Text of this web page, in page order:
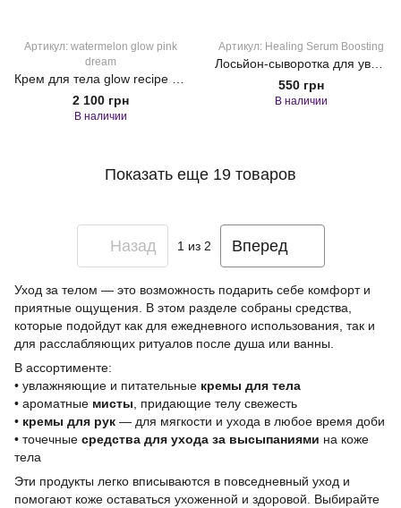
Артикул: watermelon glow pink
dream
2 100 грн
В наличии
Артикул: Healing Serum Boosting
550 грн
В наличии
Показать еще 19 товаров
Назад 1 из 2 Вперед
Уход за телом — это возможность подарить себе комфорт и
приятные ощущения. В этом разделе собраны средства,
которые подойдут как для ежедневного использования, так и
для расслабляющих ритуалов после душа или ванны.
В ассортименте:
• увлажняющие и питательные кремы для тела
• ароматные мисты , придающие телу свежесть
• кремы для рук — для мягкости и ухода в любое время доби
• точечные средства для ухода за высыпаниями на коже
тела
Эти продукты легко вписываются в повседневный уход и
помогают коже оставаться ухоженной и здоровой. Выбирайте